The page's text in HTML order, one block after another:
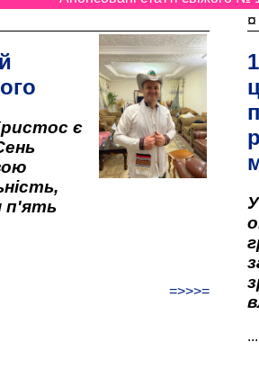
є
п'ять
=>>>=
¤
...